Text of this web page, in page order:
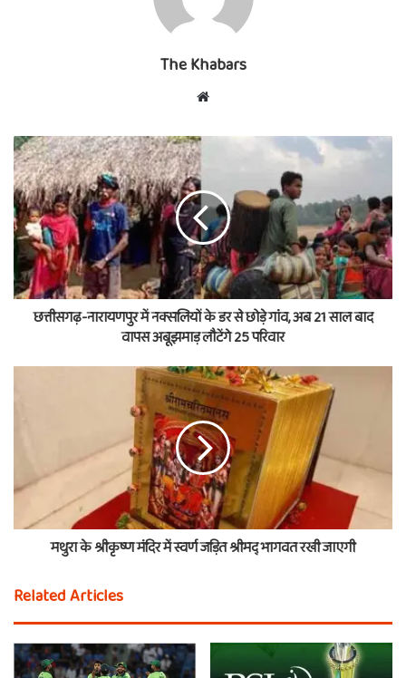
The Khabars
Website
छत्तीसगढ़-नारायणपुर में नक्सलियों के डर से छोड़े गांव, अब 21 साल बाद
वापस अबूझमाड़ लौटेंगे 25 परिवार
मथुरा के श्रीकृष्ण मंदिर में स्वर्ण जड़ित श्रीमद् भागवत रखी जाएगी
Related Articles